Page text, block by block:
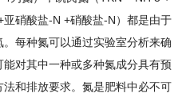
硝酸盐-N +硝酸盐-N）都是由于
每种氮可以通过实验室分析来确
对其中一种或多种氮成分具有预
和排放要求。氮是肥料中必不可